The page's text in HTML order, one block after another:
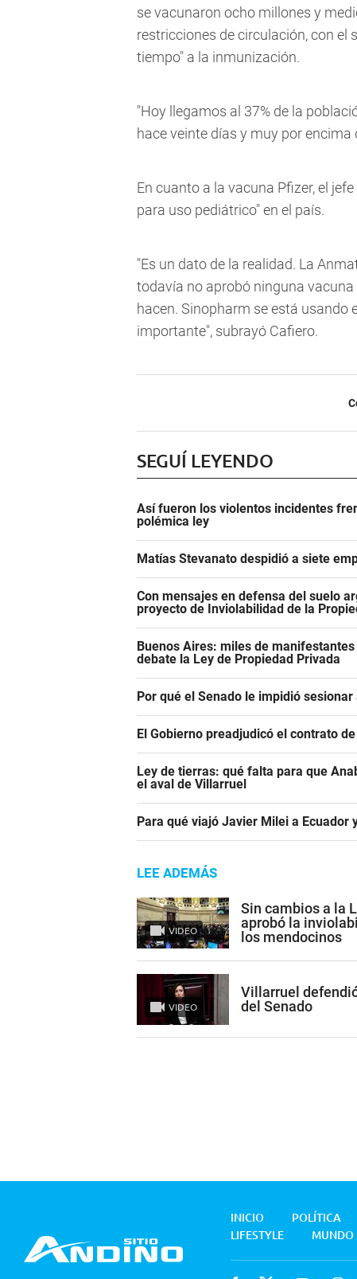
se vacunaron ocho millones y
restricciones de circulación, con el
tiempo" a la inmunización.
"Hoy llegamos al 37% de la
hace veinte días y muy por
En cuanto a la vacuna Pfizer, el
para uso pediátrico" en el país.
"Es un dato de la realidad. La
todavía no aprobó ninguna
hacen. Sinopharm se está usando
importante", subrayó Cafiero.
SEGUÍ LEYENDO
Así fueron los violentos incidentes
polémica ley
Matías Stevanato despidió a siete
Con mensajes en defensa del suelo
proyecto de Inviolabilidad de la
Buenos Aires: miles de
debate la Ley de Propiedad Privada
Por qué el Senado le impidió
El Gobierno preadjudicó el contrato
Ley de tierras: qué falta para que
el aval de Villarruel
Para qué viajó Javier Milei a Ecuador
LEE ADEMÁS
VIDEO
Sin cambios a la
aprobó la
los mendocinos
VIDEO
Villarruel
del Senado
INICIO POLÍTICA
LIFESTYLE
MUNDO